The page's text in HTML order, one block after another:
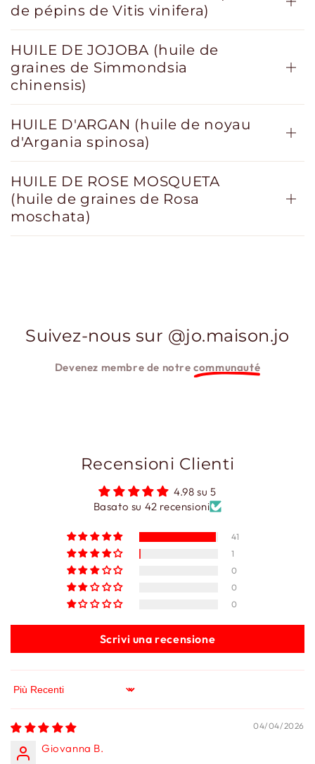
de pépins de Vitis vinifera)
HUILE DE JOJOBA (huile de
graines de Simmondsia
chinensis)
HUILE D'ARGAN (huile de noyau
d'Argania spinosa)
HUILE DE ROSE MOSQUETA
(huile de graines de Rosa
moschata)
Suivez-nous sur @jo.maison.jo
Devenez membre de notrecommunauté
Recensioni Clienti
4.98 su 5
Basato su 42 recensioni
41
1
0
0
0
Scrivi una recensione
Sort by
04/04/2026
Giovanna B.